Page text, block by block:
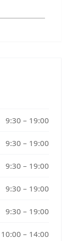
9:30 – 19:00
9:30 – 19:00
9:30 – 19:00
9:30 – 19:00
9:30 – 19:00
10:00 – 14:00